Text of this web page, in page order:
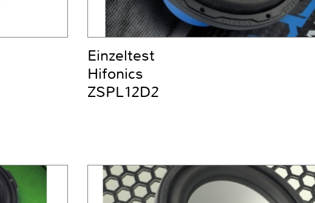
Einzeltest
Hifonics
ZSPL12D2